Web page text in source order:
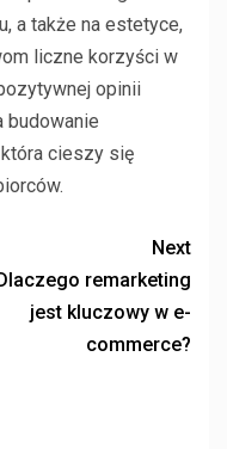
a także na estetyce,
liczne korzyści w
opinii
budowanie
cieszy się
Next
remarketing
jest kluczowy w e-
commerce?